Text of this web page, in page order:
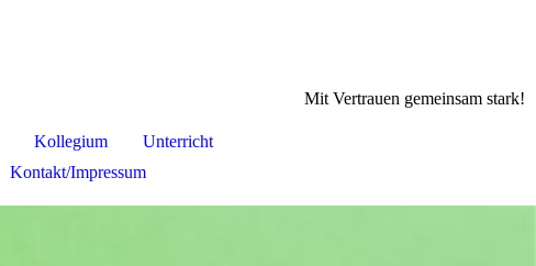
Mit Vertrauen gemeinsam stark!
Kollegium
Unterricht
Kontakt/Impressum